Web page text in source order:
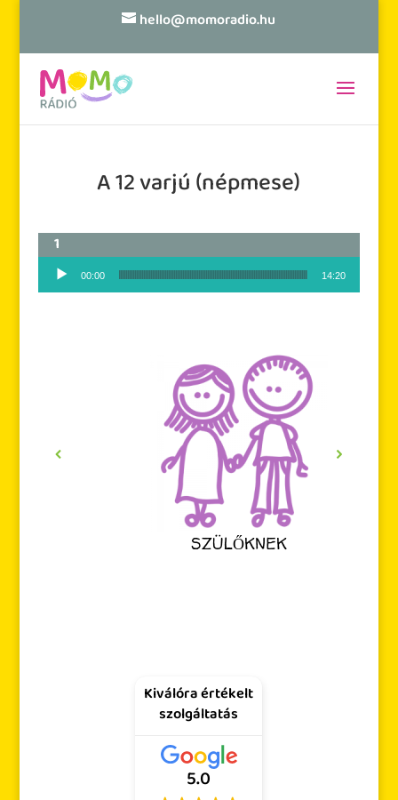
hello@momoradio.hu
A 12 varjú (népmese)
Audió lejátszó
00:00 14:20
SZÜLŐKNEK
Kiválóra értékelt
szolgáltatás
5.0